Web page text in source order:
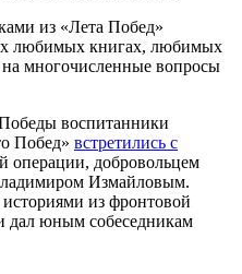
из «Лета Побед»
любимых книгах, любимых
многочисленные вопросы
воспитанники
Побед» встретились с
операции, добровольцем
Измайловым.
из фронтовой
дал юным собеседникам